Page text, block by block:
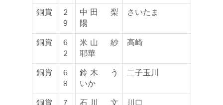
銅賞
2
9
中田 梨
陽
さいたま
銅賞
6
2
米山 紗
耶華
高崎
銅賞
6
8
鈴木 う
いか
二子玉川